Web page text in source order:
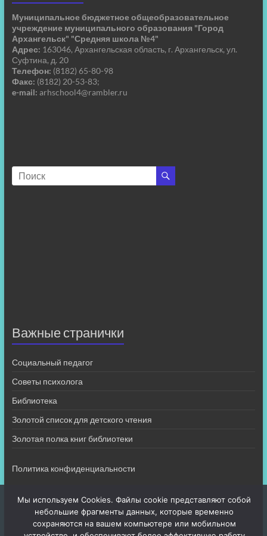
Муниципальное бюджетное общеобразовательное
учреждение муниципального образования "Город
Архангельск" "Средняя школа №4"
Адрес: 163046, Архангельская область, г. Архангельск, ул.
Суфтина, д. 20
Телефон: (8182) 65-80-98
Факс: (8182) 20-53-83;
e-mail: arhschool4@rambler.ru
Важные странички
Социальный педагог
Советы психолога
Библиотека
Золотой список для детского чтения
Золотая полка книг библиотеки
Политика конфиденциальности
Мы используем Cookies. Файлы cookie представляют собой
небольшие фрагменты данных, которые временно
сохраняются на вашем компьютере или мобильном